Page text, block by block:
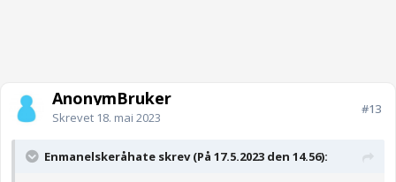
AnonymBruker
Skrevet 18. mai 2023
#13
Enmanelskeråhate skrev (På 17.5.2023 den 14.56):